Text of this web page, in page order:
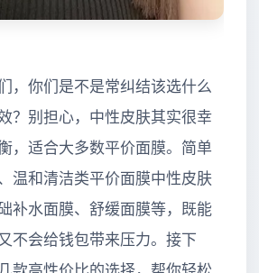
，你们是不是常纠结该选什么
？别担心，中性皮肤其实很幸
，适合大多数平价面膜。简单
温和清洁类平价面膜中性皮肤
补水面膜、舒缓面膜等，既能
不会给钱包带来压力。接下